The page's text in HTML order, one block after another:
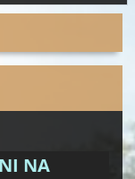
NA